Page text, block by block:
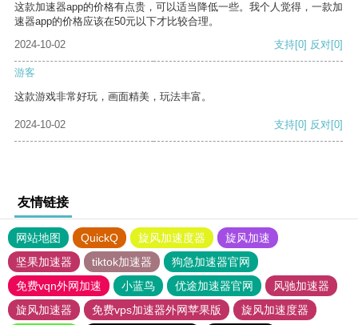
这款加速器app的价格有点贵，可以适当降低一些。我个人觉得，一款加
速器app的价格应该在50元以下才比较合理。
2024-10-02
支持[0] 反对[0]
游客
这款游戏非常好玩，画面精美，玩法丰富。
2024-10-02 支持[0] 反对[0]
友情链接
网站地图 QuickQ 旋风加速度器
旋风加速
坚果加速器
tiktok加速器
狗急加速器官网
免费vqn外网加速
小蓝鸟 优途加速器官网
风驰加速器
旋风加速器
免费vps加速器外网苹果版
旋风加速度器